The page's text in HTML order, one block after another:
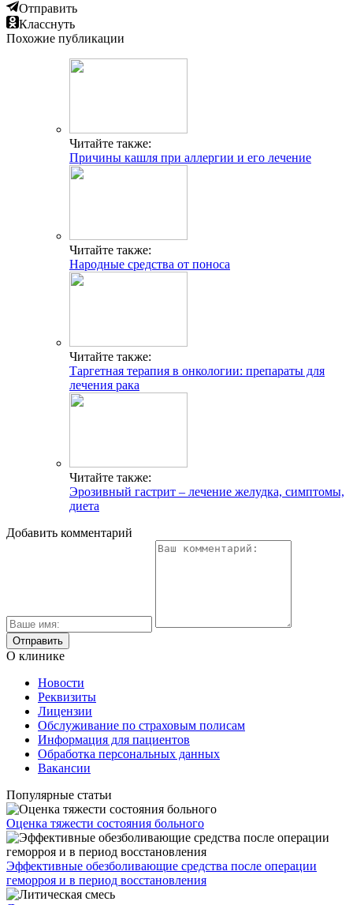
Отправить
Класснуть
Похожие публикации
Читайте также:
Причины кашля при аллергии и его лечение
Читайте также:
Народные средства от поноса
Читайте также:
Таргетная терапия в онкологии: препараты для
лечения рака
Читайте также:
Эрозивный гастрит – лечение желудка, симптомы,
диета
Добавить комментарий
О клинике
Новости
Реквизиты
Лицензии
Обслуживание по страховым полисам
Информация для пациентов
Обработка персональных данных
Вакансии
Популярные статьи
Оценка тяжести состояния больного
Эффективные обезболивающие средства после операции
геморроя и в период восстановления